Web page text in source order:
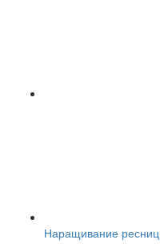
Наращивание ресниц